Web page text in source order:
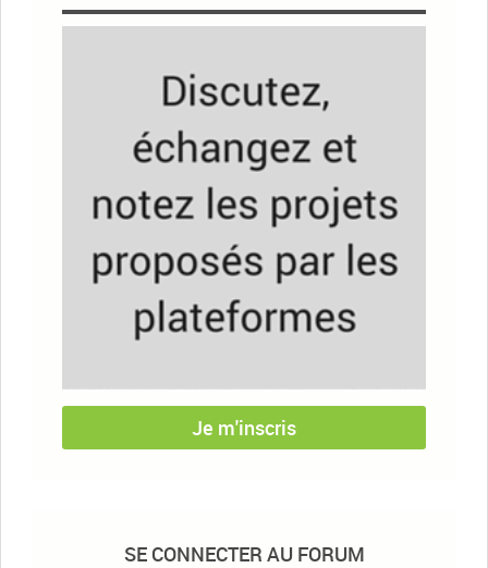
Je m'inscris
SE CONNECTER AU FORUM